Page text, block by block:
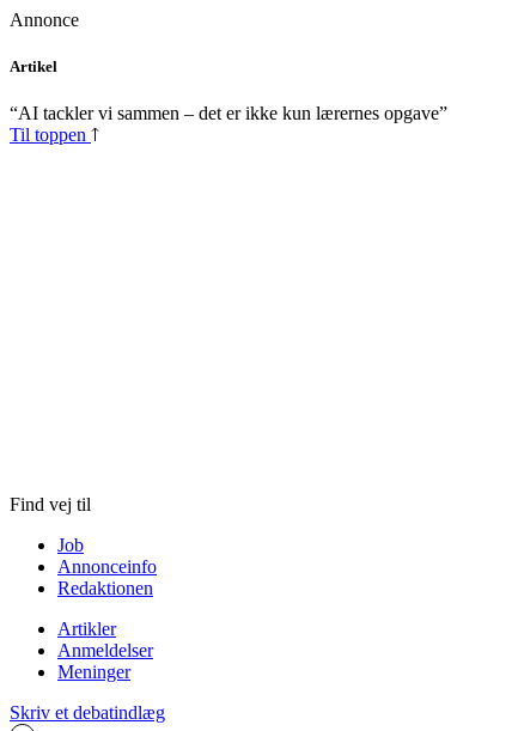
Annonce
Skip
content
Artikel
“AI tackler vi sammen – det er ikke kun lærernes opgave”
Til toppen
Find vej til
Job
Annonceinfo
Redaktionen
Artikler
Anmeldelser
Meninger
Skriv et debatindlæg